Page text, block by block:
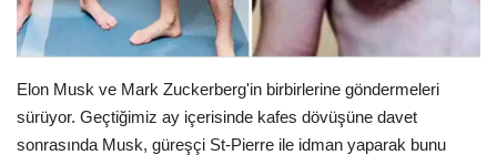
Kültür - Sanat
Pazaryeri
Elon Musk ve Mark Zuckerberg'in birbirlerine göndermeleri
sürüyor. Geçtiğimiz ay içerisinde kafes dövüşüne davet
sonrasında Musk, güreşçi St-Pierre ile idman yaparak bunu